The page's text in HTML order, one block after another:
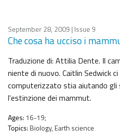
September 28, 2009 | Issue 9
Che cosa ha ucciso i
Traduzione di: Attilia Dente. Il
niente di nuovo. Caitlin Sedwick
computerizzato stia aiutando gli
l'estinzione dei mammut.
Ages: 16-19;
Topics:Biology, Earth science